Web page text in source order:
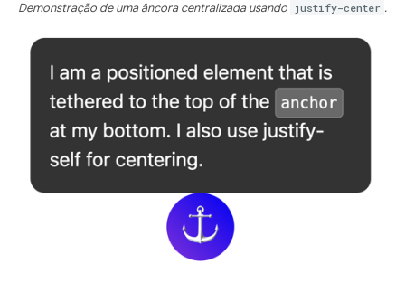
Demonstração de uma âncora centralizada usando justify-center .